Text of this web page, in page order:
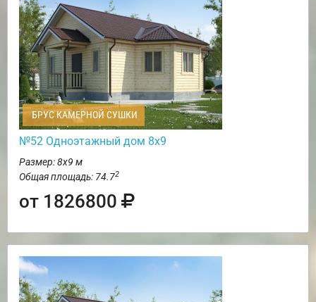
БРУС КАМЕРНОЙ СУШКИ
№52 Одноэтажный дом 8х9
Размер: 8х9 м
Общая площадь: 74.72
от 1826800